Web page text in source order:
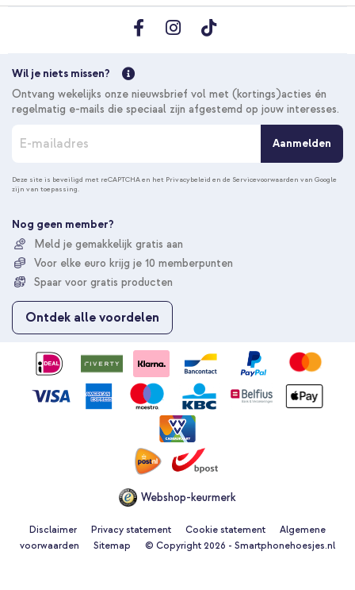
Wil je niets missen?
Ontvang wekelijks onze nieuwsbrief vol met (kortings)acties én
regelmatig e-mails die speciaal zijn afgestemd op jouw interesses.
n
n
e
u
o
p
z
Aanmelden
Deze site is beveiligd met reCAPTCHA en het Privacybeleid en de Servicevoorwaarden van Google
zijn van toepassing.
Nog geen member?
Meld je gemakkelijk gratis aan
Voor elke euro krijg je 10 memberpunten
Spaar voor gratis producten
Ontdek alle voordelen
Webshop-keurmerk
Disclaimer Privacy statement Cookie statement
Algemene
voorwaarden
Sitemap © Copyright 2026 - Smartphonehoesjes.nl